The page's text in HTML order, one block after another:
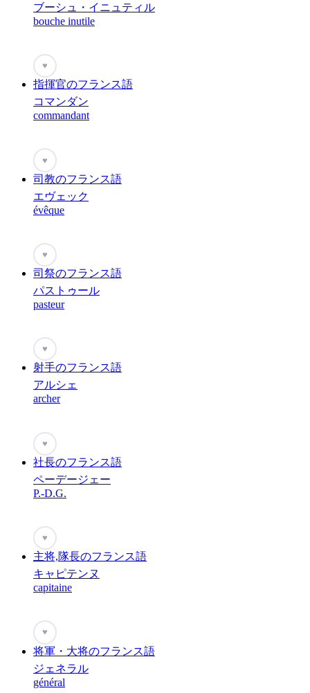
ブーシュ・イニュティル
bouche inutile
♥
指揮官のフランス語
コマンダン
commandant
♥
司教のフランス語
エヴェック
évêque
♥
司祭のフランス語
パストゥール
pasteur
♥
射手のフランス語
アルシェ
archer
♥
社長のフランス語
ペーデージェー
P.-D.G.
♥
主将,隊長のフランス語
キャピテンヌ
capitaine
♥
将軍・大将のフランス語
ジェネラル
général